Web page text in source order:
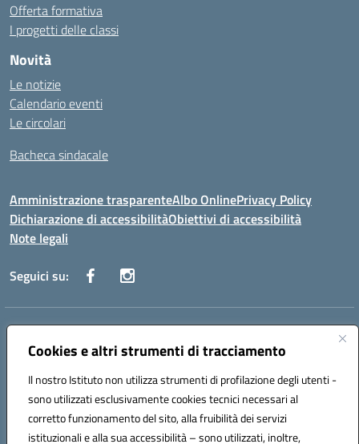
Cookies e altri strumenti di tracciamento
Il nostro Istituto non utilizza strumenti di profilazione degli utenti -
sono utilizzati esclusivamente cookies tecnici necessari al
corretto funzionamento del sito, alla fruibilità dei servizi
istituzionali e alla sua accessibilità – sono utilizzati, inoltre,
Offerta formativa
I progetti delle classi
Novità
Le notizie
Calendario eventi
Le circolari
Bacheca sindacale
Amministrazione trasparenteAlbo OnlinePrivacy Policy
Dichiarazione di accessibilitàObiettivi di accessibilità
Note legali
Seguici su:
Indirizzo:
Centralino:0924 534873 Salemi - 0924534879 Partanna
Posta elettronica certificata (PEC):tpis002005@pec.istruzione.it
Codice fiscale: 90000320813
Codice meccanografico: TPIS002005